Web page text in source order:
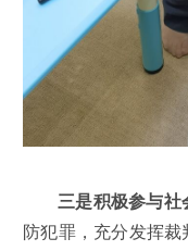
三是积极参与社
防犯罪，充分发挥裁